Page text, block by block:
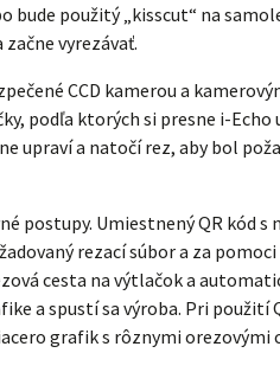
bude použitý „kisscut“ na
vyrezávať.
CCD kamerou a
podľa ktorých si presne i-Echo
upraví a natočí rez, aby bol
postupy. Umiestnený QR kód s
rezací súbor a za
cesta na výtlačok a
a spustí sa výroba. Pri použití
grafik s rôznymi orezovými